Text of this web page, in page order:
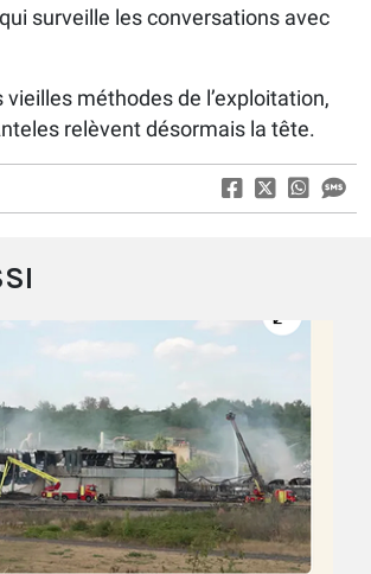
surveille les conversations avec
méthodes de l’exploitation,
relèvent désormais la tête.